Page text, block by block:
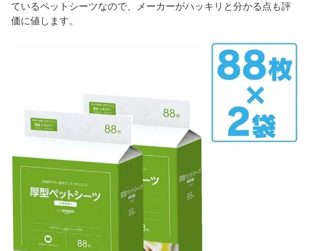
ているペットシーツなので、メーカーがハッキリと分かる点も評
価に値します。